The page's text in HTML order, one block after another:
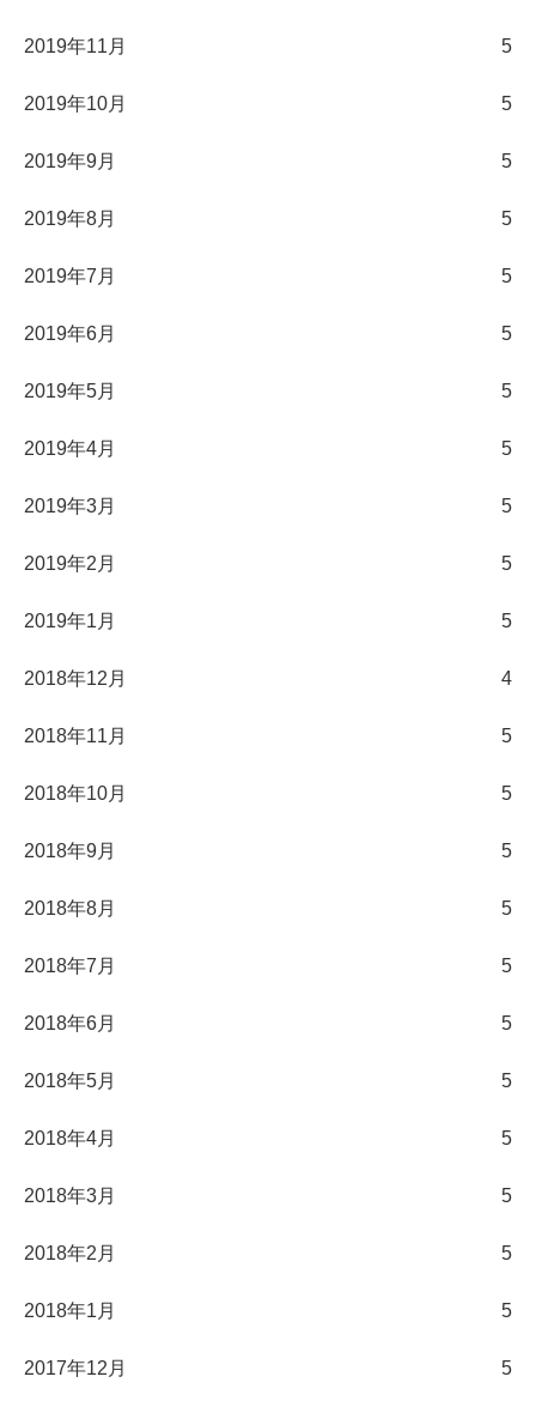
2019年11月 5
2019年10月 5
2019年9月 5
2019年8月 5
2019年7月 5
2019年6月 5
2019年5月 5
2019年4月 5
2019年3月 5
2019年2月 5
2019年1月 5
2018年12月 4
2018年11月 5
2018年10月 5
2018年9月 5
2018年8月 5
2018年7月 5
2018年6月 5
2018年5月 5
2018年4月 5
2018年3月 5
2018年2月 5
2018年1月 5
2017年12月 5